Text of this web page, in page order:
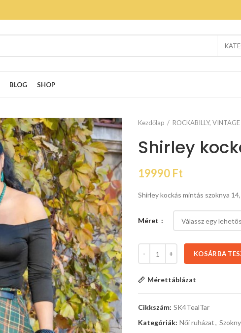
BLOG SHOP
Kezdőlap ROCKABILLY, VINTAGE
Shirley
19990 Ft
Shirley kockás mintás szoknya
Méret
KOSÁRBA
Mérettáblázat
Cikkszám: SK4TealTar
Kategóriák: Női ruházat,